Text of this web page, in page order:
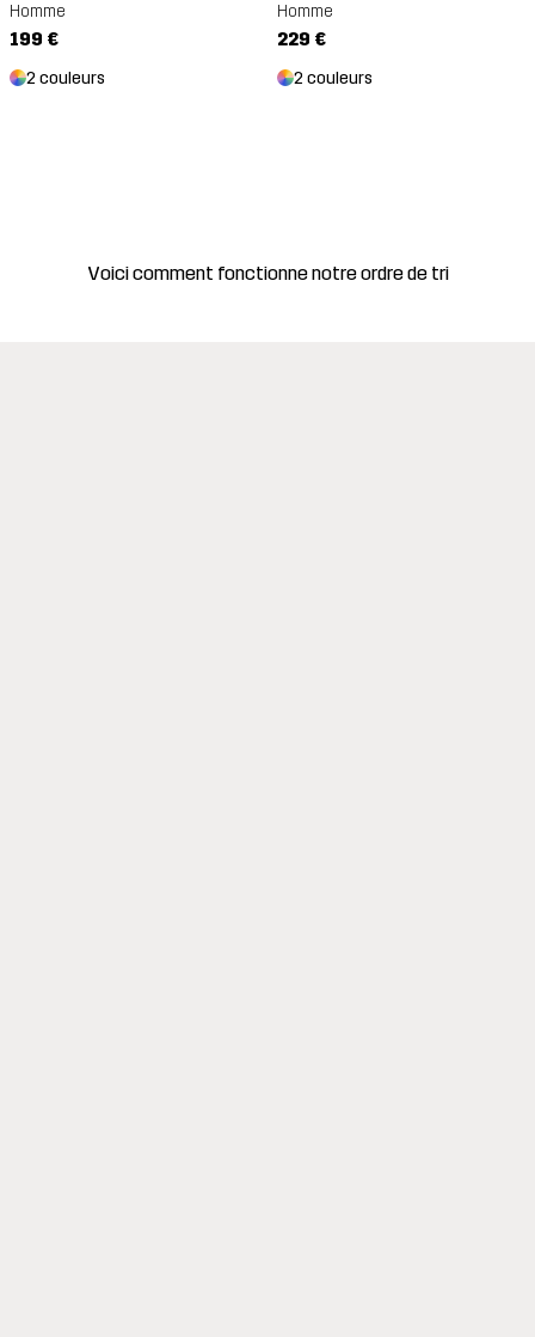
Homme
199 €
2 couleurs
Homme
229 €
2 couleurs
Voici comment fonctionne notre ordre de tri